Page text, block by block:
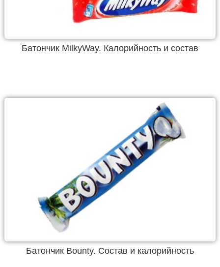
Батончик MilkyWay. Калорийность и состав
Батончик Bounty. Состав и калорийность